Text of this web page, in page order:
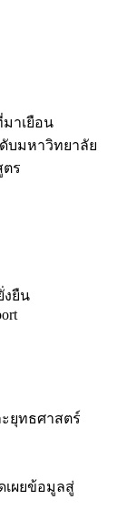
าเยือน
บมหาวิทยาลัย
ตร
งยืน
ยุทธศาสตร์
เผยข้อมูลสู่